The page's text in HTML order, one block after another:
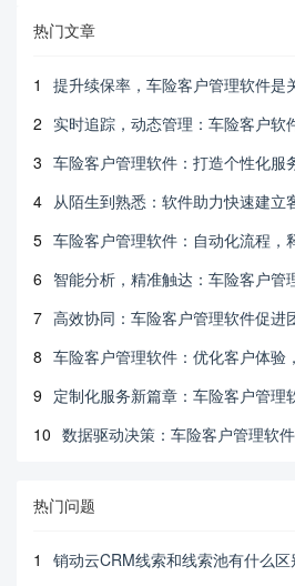
热门文章
1
提升续保率，车险客户管理软件是
2 实时追踪，动态管理：车险客户软
3 车险客户管理软件：打造个性化服
4 从陌生到熟悉：软件助力快速建立
5 车险客户管理软件：自动化流程，
6 智能分析，精准触达：车险客户管
7 高效协同：车险客户管理软件促进
8 车险客户管理软件：优化客户体验
9 定制化服务新篇章：车险客户管理
10 数据驱动决策：车险客户管理软
热门问题
1
销动云CRM线索和线索池有什么区